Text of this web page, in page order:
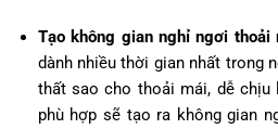
Tạo không gian nghỉ ngơi thoải
dành nhiều thời gian nhất trong
thất sao cho thoải mái, dễ
phù hợp sẽ tạo ra không gian